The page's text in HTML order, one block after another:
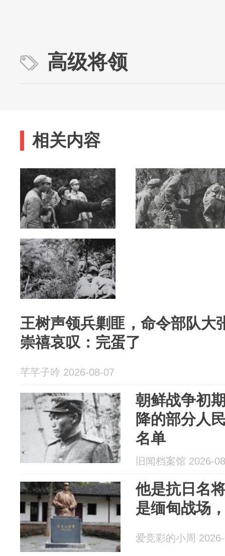
高级将领
相关内容
王树声领兵剿匪，命令部队大
崇禧哀叹：完蛋了
芊芊子吟 2026-08-07
朝鲜战争初
降的部分人
名单
旧闻档案馆 2026-
他是抗日名
是缅甸战场
爱竞彩的小周